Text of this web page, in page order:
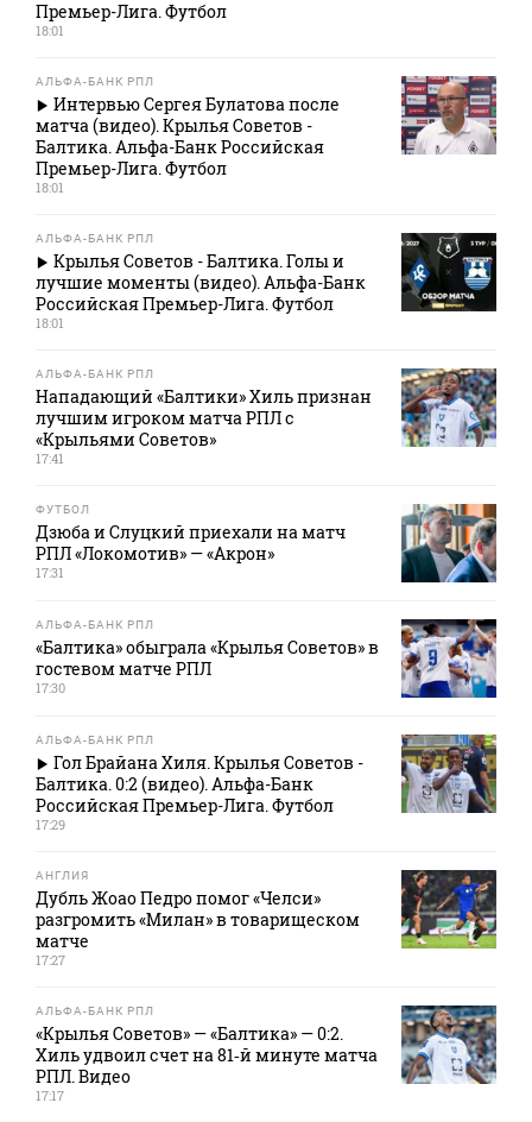
Премьер-Лига. Футбол
18:01
АЛЬФА-БАНК РПЛ
Интервью Сергея Булатова после
матча (видео). Крылья Советов -
Балтика. Альфа-Банк Российская
Премьер-Лига. Футбол
18:01
АЛЬФА-БАНК РПЛ
Крылья Советов - Балтика. Голы и
лучшие моменты (видео). Альфа-Банк
Российская Премьер-Лига. Футбол
18:01
АЛЬФА-БАНК РПЛ
Нападающий «Балтики» Хиль признан
лучшим игроком матча РПЛ с
«Крыльями Советов»
17:41
ФУТБОЛ
Дзюба и Слуцкий приехали на матч
РПЛ «Локомотив» — «Акрон»
17:31
АЛЬФА-БАНК РПЛ
«Балтика» обыграла «Крылья Советов» в
гостевом матче РПЛ
17:30
АЛЬФА-БАНК РПЛ
Гол Брайана Хиля. Крылья Советов -
Балтика. 0:2 (видео). Альфа-Банк
Российская Премьер-Лига. Футбол
17:29
АНГЛИЯ
Дубль Жоао Педро помог «Челси»
разгромить «Милан» в товарищеском
матче
17:27
АЛЬФА-БАНК РПЛ
«Крылья Советов» — «Балтика» — 0:2.
Хиль удвоил счет на 81‑й минуте матча
РПЛ. Видео
17:17